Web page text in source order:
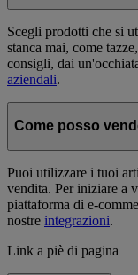
Scegli prodotti che si
stanca mai, come
consigli, dai
aziendali.
Come posso
Puoi utilizzare i tuoi
vendita. Per iniziare a
piattaforma di e-
nostre integrazioni.
Link a piè di pagina